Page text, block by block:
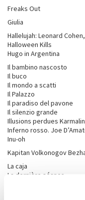
Freaks Out
Giulia
Hallelujah: Leonard
Halloween Kills
Hugo in Argentina
Il bambino nascosto
Il buco
Il mondo a scatti
Il Palazzo
Il paradiso del pavone
Il silenzio grande
Illusions perdues
Inferno rosso. Joe
Inu-oh
Kapitan Volkonogov
La caja
La dernière séance